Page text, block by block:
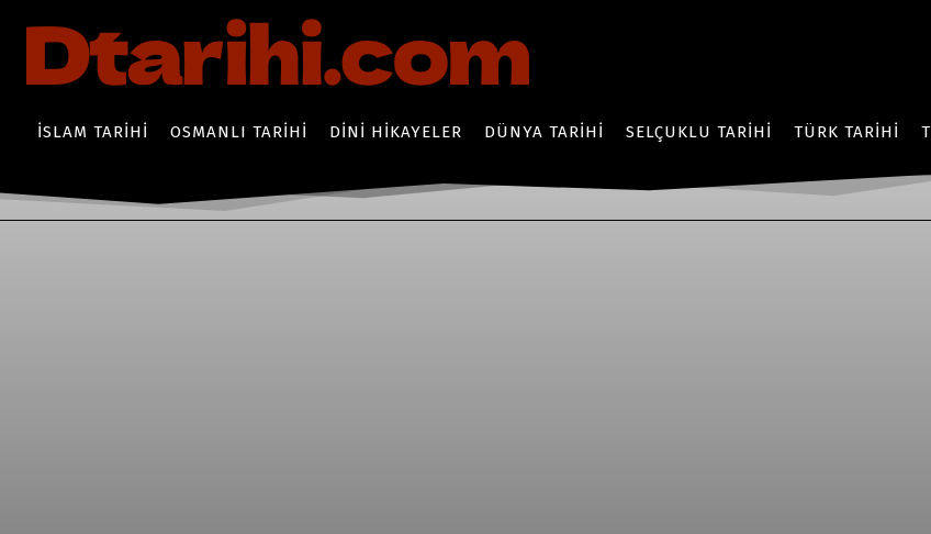
İSLAM TARIHI OSMANLI TARIHI DINI HIKAYELER DÜNYA TARIHI SELÇUKLU TARIHI TÜRK TARIHI